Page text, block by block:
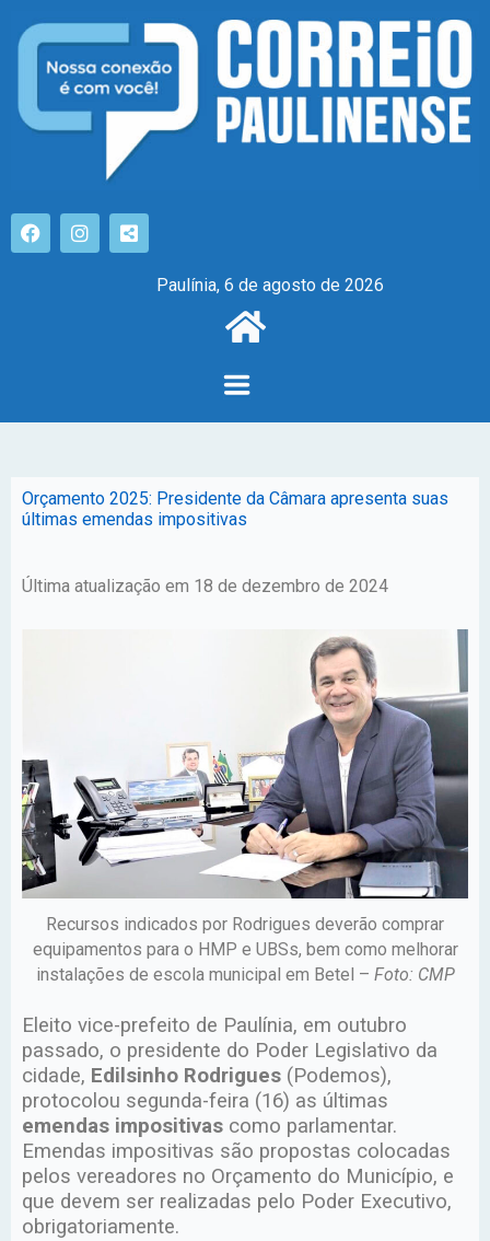
Paulínia, 6 de agosto de 2026
Orçamento 2025: Presidente da Câmara apresenta suas
últimas emendas impositivas
Última atualização em 18 de dezembro de 2024
Recursos indicados por Rodrigues deverão comprar
equipamentos para o HMP e UBSs, bem como melhorar
instalações de escola municipal em Betel – Foto: CMP
Eleito vice-prefeito de Paulínia, em outubro
passado, o presidente do Poder Legislativo da
cidade, Edilsinho Rodrigues (Podemos),
protocolou segunda-feira (16) as últimas
emendas impositivas como parlamentar.
Emendas impositivas são propostas colocadas
pelos vereadores no Orçamento do Município, e
que devem ser realizadas pelo Poder Executivo,
obrigatoriamente.